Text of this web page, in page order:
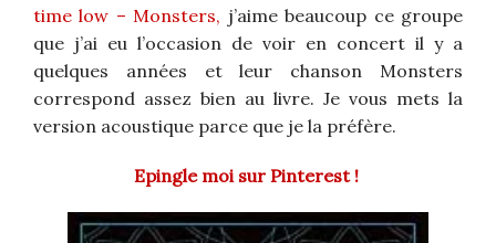
time low – Monsters, j’aime beaucoup ce groupe
que j’ai eu l’occasion de voir en concert il y a
quelques années et leur chanson Monsters
correspond assez bien au livre. Je vous mets la
version acoustique parce que je la préfère.
Epingle moi sur Pinterest !